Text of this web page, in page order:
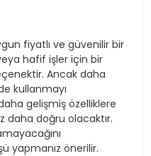
fiyatlı ve güvenilir bir
hafif işler için bir
Ancak daha
kullanmayı
gelişmiş özelliklere
doğru olacaktır.
yapmanız önerilir.